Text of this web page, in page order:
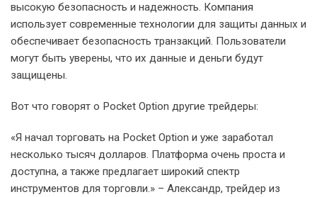
высокую безопасность и надежность. Компания
использует современные технологии для защиты данных и
обеспечивает безопасность транзакций. Пользователи
могут быть уверены, что их данные и деньги будут
защищены.
Вот что говорят о Pocket Option другие трейдеры:
«Я начал торговать на Pocket Option и уже заработал
несколько тысяч долларов. Платформа очень проста и
доступна, а также предлагает широкий спектр
инструментов для торговли.» – Александр, трейдер из